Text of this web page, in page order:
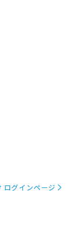
ログインページ